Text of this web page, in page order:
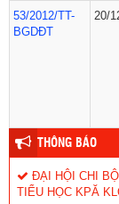
53/2012/TT-
BGDĐT
20/
THÔNG BÁO
ĐẠI HỘI CHI
TIỂU HỌC KPĂ